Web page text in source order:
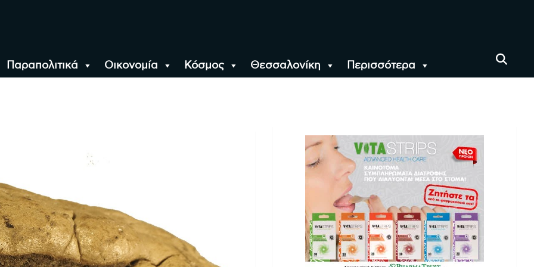
Παραπολιτικά Οικονομία Κόσμος Θεσσαλονίκη Περισσότερα